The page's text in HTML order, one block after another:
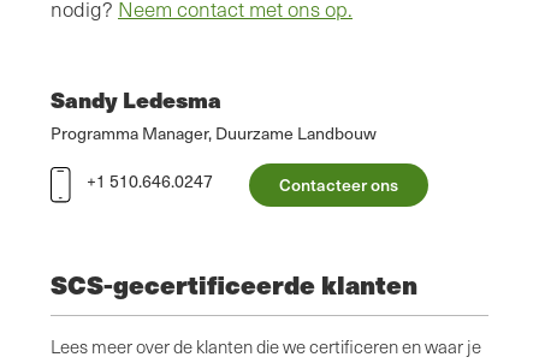
nodig? Neem contact met ons op.
Sandy Ledesma
Programma Manager, Duurzame Landbouw
+1 510.646.0247
Contacteer ons
SCS-gecertificeerde klanten
Lees meer over de klanten die we certificeren en waar je